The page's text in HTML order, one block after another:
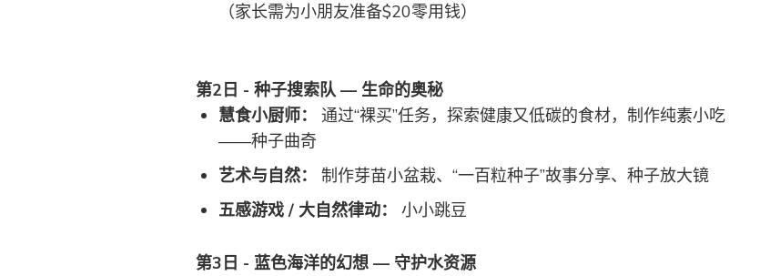
（家长需为小朋友准备$20零用钱）
第2日 - 种子搜索队 — 生命的奥秘
慧食小厨师：
通过“裸买”任务，探索健康又低碳的食材，制作纯素小吃
——种子曲奇
艺术与自然：
制作芽苗小盆栽、“一百粒种子”故事分享、种子放大镜
五感游戏 / 大自然律动：
小小跳豆
第3日 - 蓝色海洋的幻想 — 守护水资源